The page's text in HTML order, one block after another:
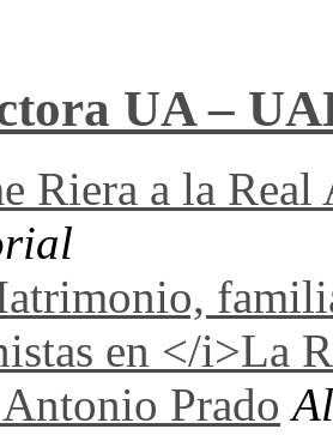
UA –
Riera a la Real
en </i>La
Prado